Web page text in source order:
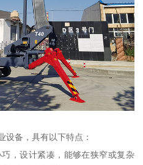
设备，具有以下特点：
，设计紧凑，能够在狭窄或复杂